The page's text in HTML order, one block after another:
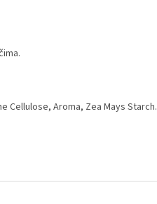
Cellulose, Aroma, Zea Mays Starch.